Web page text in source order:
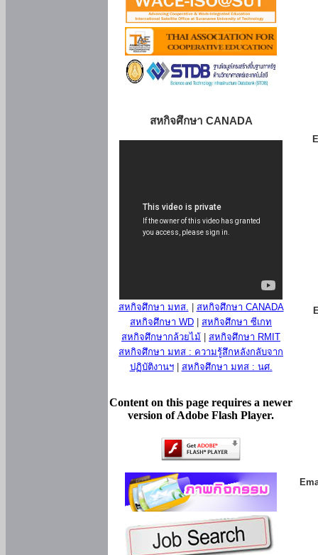
สหกิจศึกษา CANADA
สหกิจศึกษา มทส.
สหกิจศึกษา CANADA
สหกิจศึกษา WD
สหกิจศึกษา ซีเกท
สหกิจศึกษากล้วยไม้
สหกิจศึกษา RMIT
สหกิจศึกษา มทส : ความรู้สึกหลังกลับจาก
ปฏิบัติงานฯ| สหกิจศึกษา มทส : นศ.
Content on this page requires a newer
version of Adobe Flash Player.